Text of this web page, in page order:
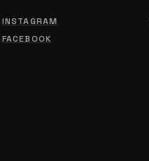
INSTAGRAM
FACEBOOK